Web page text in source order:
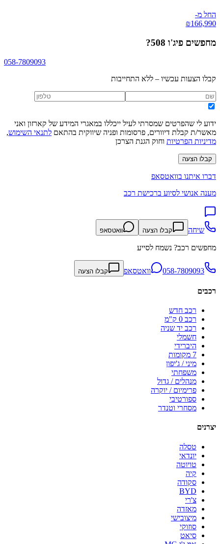
החל מ-
₪166,990
מחפשים פיג'ו 508 ?
058-7809093
קבלו הצעות עכשיו – ללא התחייבות
ידוע לי שהפרטים שמסרתי לעיל ייכללו במאגרי המידע של קארזון ואני
מאשר/ת קבלת דיוורים, פרסומות ופניה שיווקית בהתאם לתנאי השימוש,
מדיניות הפרטיות וחוק הגנת הצרכן
קבלו הצעה
דברו איתנו בוואטסאפ
מענה אנושי לסיוע ברכישת רכב
שיחה קבלו הצעה וואטסאפ
מחפשים רכב? נשמח לסייע
058-7809093 וואטסאפ קבלו הצעה
רכבים
רכב חדש
רכב 0 ק"מ
רכב יד שניה
חשמלי
היברידי
7 מקומות
מיני / ג'יפון
משפחתי
מנהלים / גדול
פרימיום / יוקרה
ספורטיבי
מסחרי וטנדר
יצרנים
טסלה
יונדאי
טויוטה
קיה
סקודה
BYD
צ'רי
מאזדה
מיצובישי
סוזוקי
סיאט